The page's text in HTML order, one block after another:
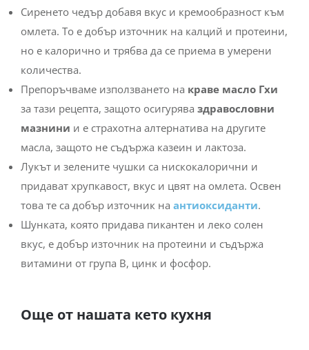
Сиренето чедър добавя вкус и кремообразност към
омлета. То е добър източник на калций и протеини,
но е калорично и трябва да се приема в умерени
количества.
Препоръчваме използването на краве масло Гхи
за тази рецепта, защото осигурява здравословни
мазнини и е страхотна алтернатива на другите
масла, защото не съдържа казеин и лактоза.
Лукът и зелените чушки са нискокалорични и
придават хрупкавост, вкус и цвят на омлета. Освен
това те са добър източник на антиоксиданти.
Шунката, която придава пикантен и леко солен
вкус, е добър източник на протеини и съдържа
витамини от група В, цинк и фосфор.
Още от нашата кето кухня